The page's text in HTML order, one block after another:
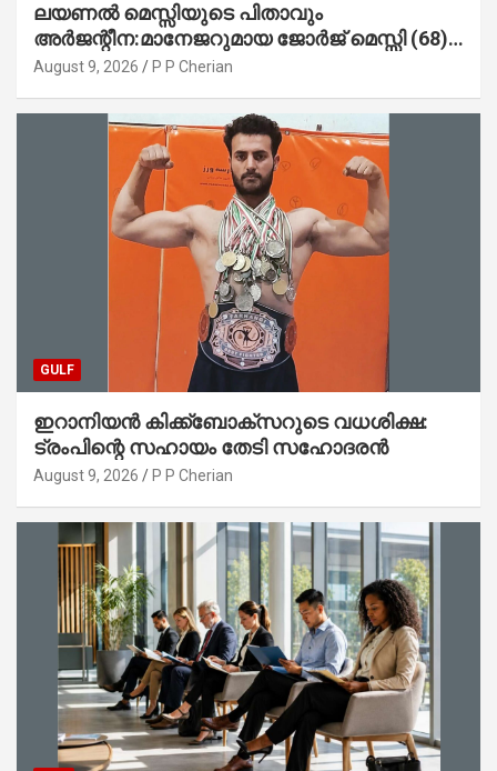
ലയണൽ മെസ്സിയുടെ പിതാവും
അർജന്റീന:മാനേജറുമായ ജോർജ് മെസ്സി (68)
അന്തരിച്ചു
August 9, 2026 P P Cherian
GULF
ഇറാനിയൻ കിക്ക്ബോക്സറുടെ വധശിക്ഷ:
ട്രംപിന്റെ സഹായം തേടി സഹോദരൻ
August 9, 2026 P P Cherian